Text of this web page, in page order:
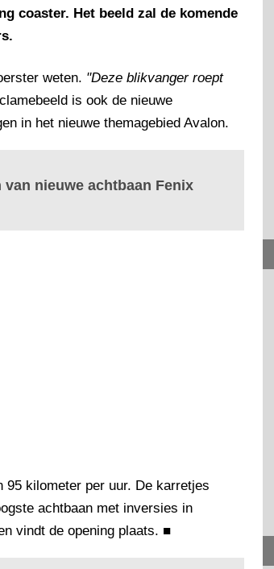
coaster. Het beeld zal de komende
weten. "Deze blikvanger roept
is ook de nieuwe
in het nieuwe themagebied Avalon.
nieuwe achtbaan Fenix
95 kilometer per uur. De karretjes
achtbaan met inversies in
vindt de opening plaats. ■